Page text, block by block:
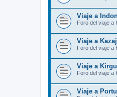
Viaje a
Foro del viaje a
Viaje a
Foro del viaje a
Viaje a
Foro del viaje a
Viaje a